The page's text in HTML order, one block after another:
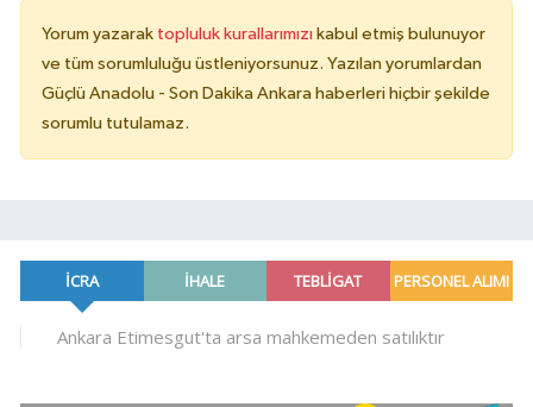
Yorum yazarak topluluk kurallarımızı kabul etmiş bulunuyor
ve tüm sorumluluğu üstleniyorsunuz. Yazılan yorumlardan
Güçlü Anadolu - Son Dakika Ankara haberleri hiçbir şekilde
sorumlu tutulamaz.